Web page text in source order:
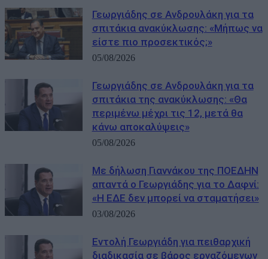
Γεωργιάδης σε Ανδρουλάκη για τα
σπιτάκια ανακύκλωσης: «Μήπως να
είστε πιο προσεκτικός;»
05/08/2026
Γεωργιάδης σε Ανδρουλάκη για τα
σπιτάκια της ανακύκλωσης: «Θα
περιμένω μέχρι τις 12, μετά θα
κάνω αποκαλύψεις»
05/08/2026
Με δήλωση Γιαννάκου της ΠΟΕΔΗΝ
απαντά ο Γεωργιάδης για το Δαφνί:
«Η ΕΔΕ δεν μπορεί να σταματήσει»
03/08/2026
Εντολή Γεωργιάδη για πειθαρχική
διαδικασία σε βάρος εργαζόμενων